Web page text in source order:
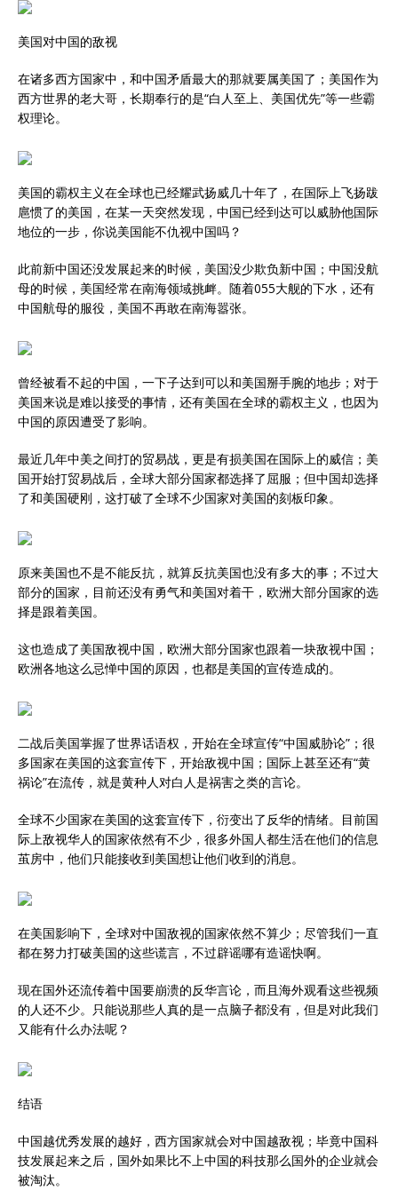
美国对中国的敌视
在诸多西方国家中，和中国矛盾最大的那就要属美国了；美国作为
西方世界的老大哥，长期奉行的是“白人至上、美国优先”等一些霸
权理论。
美国的霸权主义在全球也已经耀武扬威几十年了，在国际上飞扬跋
扈惯了的美国，在某一天突然发现，中国已经到达可以威胁他国际
地位的一步，你说美国能不仇视中国吗？
此前新中国还没发展起来的时候，美国没少欺负新中国；中国没航
母的时候，美国经常在南海领域挑衅。随着055大舰的下水，还有
中国航母的服役，美国不再敢在南海嚣张。
曾经被看不起的中国，一下子达到可以和美国掰手腕的地步；对于
美国来说是难以接受的事情，还有美国在全球的霸权主义，也因为
中国的原因遭受了影响。
最近几年中美之间打的贸易战，更是有损美国在国际上的威信；美
国开始打贸易战后，全球大部分国家都选择了屈服；但中国却选择
了和美国硬刚，这打破了全球不少国家对美国的刻板印象。
原来美国也不是不能反抗，就算反抗美国也没有多大的事；不过大
部分的国家，目前还没有勇气和美国对着干，欧洲大部分国家的选
择是跟着美国。
这也造成了美国敌视中国，欧洲大部分国家也跟着一块敌视中国；
欧洲各地这么忌惮中国的原因，也都是美国的宣传造成的。
二战后美国掌握了世界话语权，开始在全球宣传“中国威胁论”；很
多国家在美国的这套宣传下，开始敌视中国；国际上甚至还有“黄
祸论”在流传，就是黄种人对白人是祸害之类的言论。
全球不少国家在美国的这套宣传下，衍变出了反华的情绪。目前国
际上敌视华人的国家依然有不少，很多外国人都生活在他们的信息
茧房中，他们只能接收到美国想让他们收到的消息。
在美国影响下，全球对中国敌视的国家依然不算少；尽管我们一直
都在努力打破美国的这些谎言，不过辟谣哪有造谣快啊。
现在国外还流传着中国要崩溃的反华言论，而且海外观看这些视频
的人还不少。只能说那些人真的是一点脑子都没有，但是对此我们
又能有什么办法呢？
结语
中国越优秀发展的越好，西方国家就会对中国越敌视；毕竟中国科
技发展起来之后，国外如果比不上中国的科技那么国外的企业就会
被淘汰。